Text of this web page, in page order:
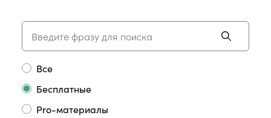
Все
Бесплатные
Pro-материалы